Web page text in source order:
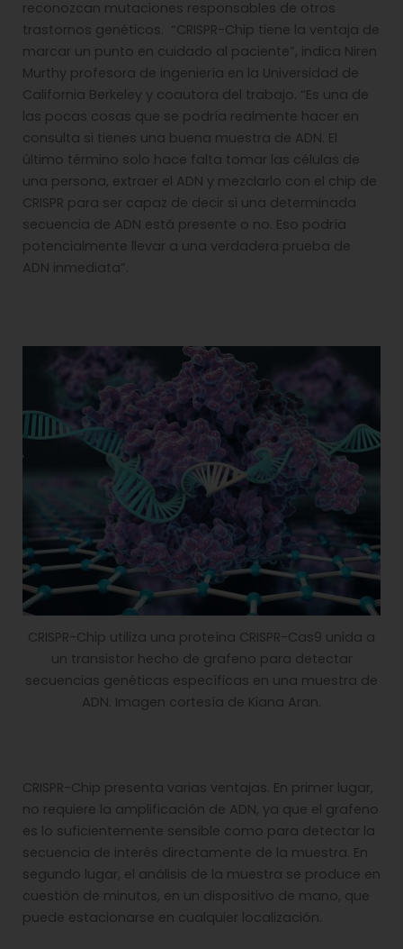
reconozcan mutaciones responsables de otros
trastornos genéticos. “CRISPR-Chip tiene la ventaja de
marcar un punto en cuidado al paciente”, indica Niren
Murthy profesora de ingeniería en la Universidad de
California Berkeley y coautora del trabajo. “Es una de
las pocas cosas que se podría realmente hacer en
consulta si tienes una buena muestra de ADN. El
último término solo hace falta tomar las células de
una persona, extraer el ADN y mezclarlo con el chip de
CRISPR para ser capaz de decir si una determinada
secuencia de ADN está presente o no. Eso podría
potencialmente llevar a una verdadera prueba de
ADN inmediata”.
CRISPR-Chip utiliza una proteína CRISPR-Cas9 unida a
un transistor hecho de grafeno para detectar
secuencias genéticas específicas en una muestra de
ADN. Imagen cortesía de Kiana Aran.
CRISPR-Chip presenta varias ventajas. En primer lugar,
no requiere la amplificación de ADN, ya que el grafeno
es lo suficientemente sensible como para detectar la
secuencia de interés directamente de la muestra. En
segundo lugar, el análisis de la muestra se produce en
cuestión de minutos, en un dispositivo de mano, que
puede estacionarse en cualquier localización.